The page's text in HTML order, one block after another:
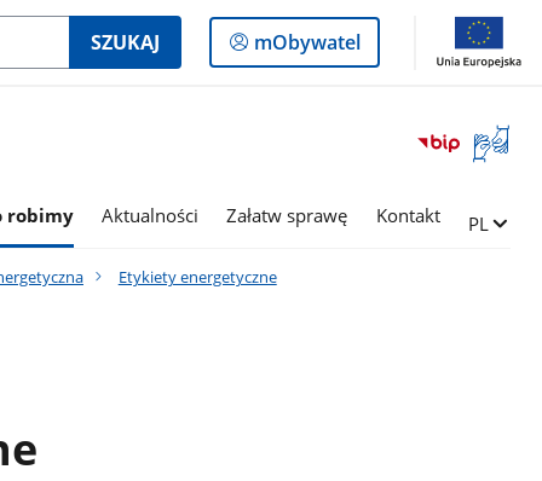
SZUKAJ
Logowanie
do
mObywatel
Otwórz
okno
języka
robimy Aktualności Załatw sprawę Kontakt Zmień
PL
Etykiety energetyczne